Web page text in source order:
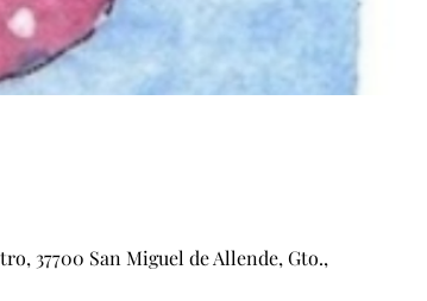
37700 San Miguel de Allende, Gto.,